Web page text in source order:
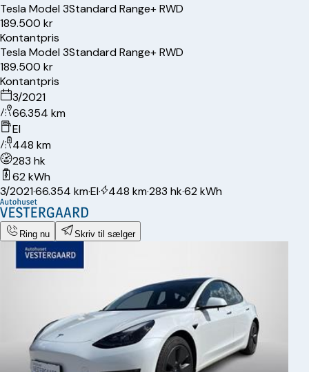
TeslaModel 3Standard Range+ RWD
189.500 kr
Kontantpris
TeslaModel 3Standard Range+ RWD
189.500 kr
Kontantpris
3/2021
66.354 km
El
448 km
283 hk
62 kWh
3/2021·66.354 km·El· 448 km·283 hk·62 kWh
Ring nu Skriv til sælger